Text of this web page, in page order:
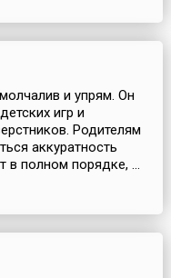
и упрям. Он
игр и
Родителям
аккуратность
в полном порядке, ...